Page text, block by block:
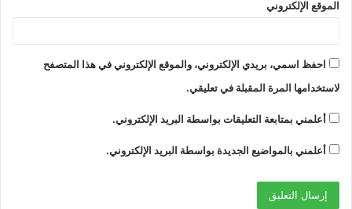
الموقع الإلكتروني
احفظ اسمي، بريدي الإلكتروني، والموقع الإلكتروني في هذا المتصفح
لاستخدامها المرة المقبلة في تعليقي.
أعلمني بمتابعة التعليقات بواسطة البريد الإلكتروني.
أعلمني بالمواضيع الجديدة بواسطة البريد الإلكتروني.